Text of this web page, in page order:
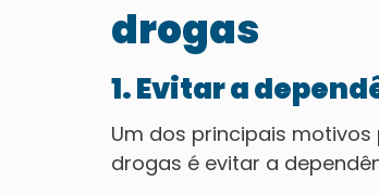
drogas
1. Evitar a
Um dos principais
drogas é evitar a